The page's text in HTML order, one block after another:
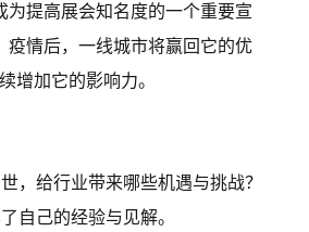
为提高展会知名度的一个重要宣
疫情后，一线城市将赢回它的优
增加它的影响力。
，给行业带来哪些机遇与挑战？
自己的经验与见解。